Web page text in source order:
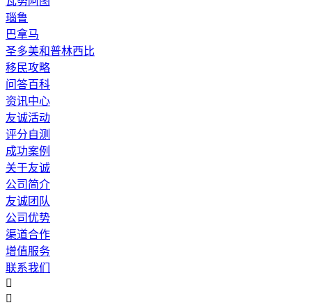
瑙鲁
巴拿马
圣多美和普林西比
移民攻略
问答百科
资讯中心
友诚活动
评分自测
成功案例
关于友诚
公司简介
友诚团队
公司优势
渠道合作
增值服务
联系我们

